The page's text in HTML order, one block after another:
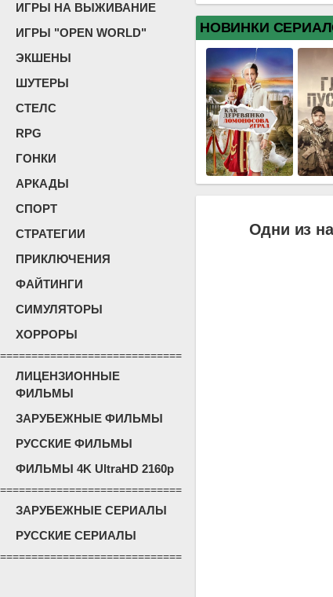
ИГРЫ НА ВЫЖИВАНИЕ
ИГРЫ "OPEN WORLD"
ЭКШЕНЫ
ШУТЕРЫ
СТЕЛС
RPG
ГОНКИ
АРКАДЫ
СПОРТ
СТРАТЕГИИ
ПРИКЛЮЧЕНИЯ
ФАЙТИНГИ
СИМУЛЯТОРЫ
ХОРРОРЫ
=============================
ЛИЦЕНЗИОННЫЕ
ФИЛЬМЫ
ЗАРУБЕЖНЫЕ ФИЛЬМЫ
РУССКИЕ ФИЛЬМЫ
ФИЛЬМЫ 4K UltraHD 2160p
=============================
ЗАРУБЕЖНЫЕ СЕРИАЛЫ
РУССКИЕ СЕРИАЛЫ
=============================
НОВИНКИ
Одни из